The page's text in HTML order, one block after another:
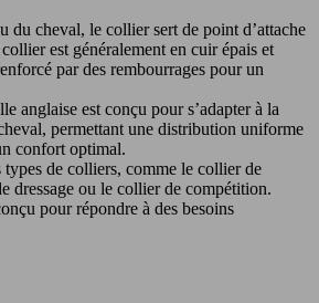
du cheval, le collier sert de point d’attache
est généralement en cuir épais et
par des rembourrages pour un
anglaise est conçu pour s’adapter à la
permettant une distribution uniforme
confort optimal.
de colliers, comme le collier de
dressage ou le collier de compétition.
pour répondre à des besoins